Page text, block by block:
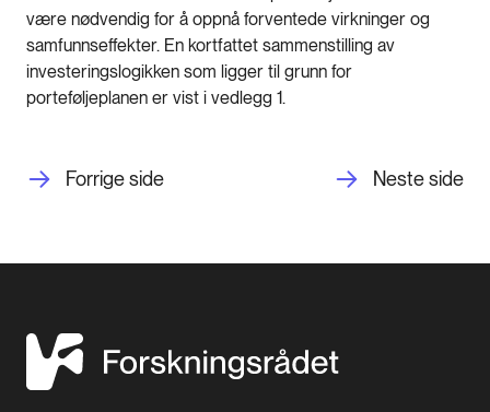
være nødvendig for å oppnå forventede virkninger og
samfunnseffekter. En kortfattet sammenstilling av
investeringslogikken som ligger til grunn for
porteføljeplanen er vist i vedlegg 1.
Forrige side Neste side